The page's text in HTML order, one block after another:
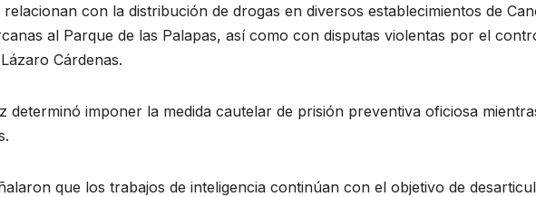
con la distribución de drogas en diversos establecimientos de
al Parque de las Palapas, así como con disputas violentas por el
Cárdenas.
determinó imponer la medida cautelar de prisión preventiva oficiosa
que los trabajos de inteligencia continúan con el objetivo de